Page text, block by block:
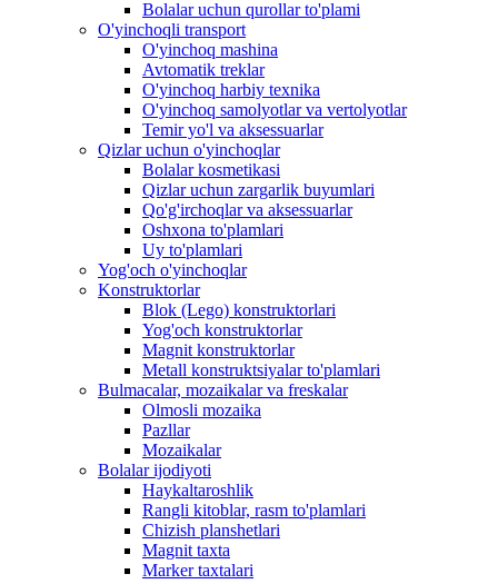
Bolalar uchun qurollar to'plami
O'yinchoqli transport
O'yinchoq mashina
Avtomatik treklar
O'yinchoq harbiy texnika
O'yinchoq samolyotlar va vertolyotlar
Temir yo'l va aksessuarlar
Qizlar uchun o'yinchoqlar
Bolalar kosmetikasi
Qizlar uchun zargarlik buyumlari
Qo'g'irchoqlar va aksessuarlar
Oshxona to'plamlari
Uy to'plamlari
Yog'och o'yinchoqlar
Konstruktorlar
Blok (Lego) konstruktorlari
Yog'och konstruktorlar
Magnit konstruktorlar
Metall konstruktsiyalar to'plamlari
Bulmacalar, mozaikalar va freskalar
Olmosli mozaika
Pazllar
Mozaikalar
Bolalar ijodiyoti
Haykaltaroshlik
Rangli kitoblar, rasm to'plamlari
Chizish planshetlari
Magnit taxta
Marker taxtalari